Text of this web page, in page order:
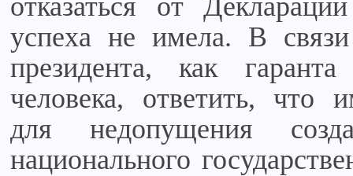
отказаться от
успеха не имела. В
президента, как
человека, ответить, что
для недопущения
национального